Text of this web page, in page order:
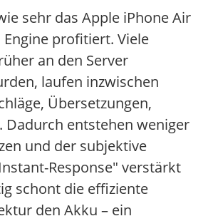
sehr das Apple iPhone Air
profitiert. Viele
an den Server
laufen inzwischen
Übersetzungen,
Dadurch entstehen weniger
und der subjektive
Response" verstärkt
schont die effiziente
den Akku – ein